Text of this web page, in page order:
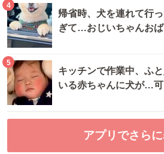
4
帰省時、犬を連れて行
ぎて…おじいちゃんお
5
キッチンで作業中、ふ
いる赤ちゃんに犬が…
アプリでさら